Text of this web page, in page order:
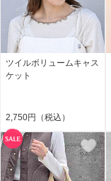
ツイルボリュームキャス
ケット
2,750円（税込）